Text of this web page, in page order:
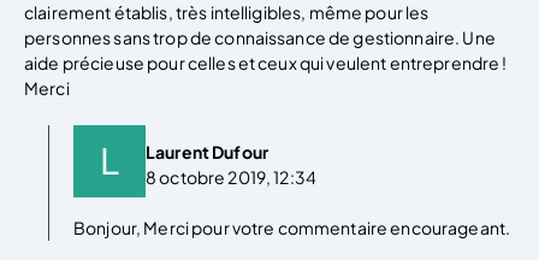
clairement établis, très intelligibles, même pour les
personnes sans trop de connaissance de gestionnaire. Une
aide précieuse pour celles et ceux qui veulent entreprendre !
Merci
Laurent Dufour
8 octobre 2019, 12:34
Bonjour, Merci pour votre commentaire encourageant.